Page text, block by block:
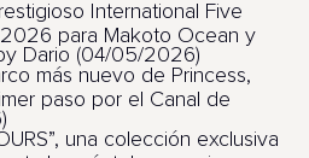
International Five
para Makoto Ocean y
Dario (04/05/2026)
más nuevo de Princess,
paso por el Canal de
una colección exclusiva